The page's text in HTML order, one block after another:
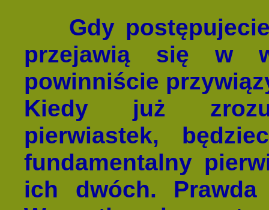
Gdy
przejawią się w
powinniście
Kiedy już
pierwiastek,
fundamentalny
ich dwóch.